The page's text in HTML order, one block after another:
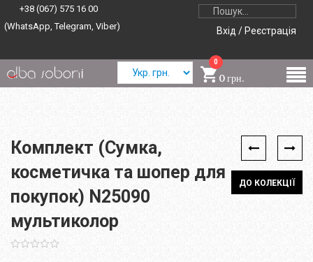
+38 (067) 575 16 00
(WhatsApp, Telegram, Viber)
Вхід / Реєстрація
0
0 грн.
ДО КОЛЕКЦІЇ
Комплект (Сумка,
косметичка та шопер для
покупок) N25090
мультиколор